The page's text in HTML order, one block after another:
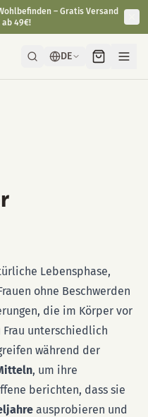
DE
Lebensphase,
ohne Beschwerden
die im Körper vor
Frau unterschiedlich
während der
, um ihre
berichten, dass sie
ausprobieren und
– Gratis Versand
ab 49€!